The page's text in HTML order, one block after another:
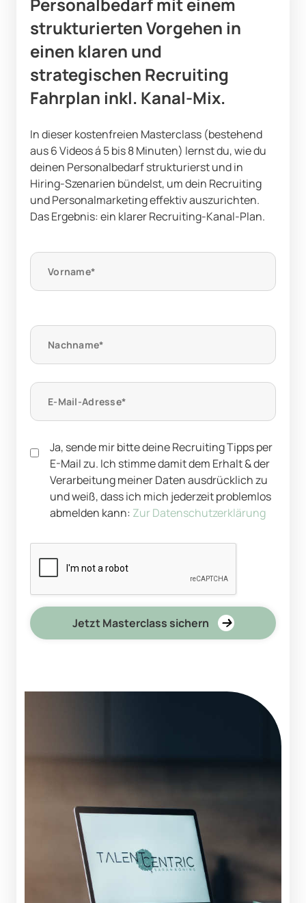
strukturierten Vorgehen in
einen klaren und
strategischen Recruiting
Fahrplan inkl. Kanal-Mix.
In dieser kostenfreien Masterclass (bestehend
aus 6 Videos á 5 bis 8 Minuten) lernst du, wie du
deinen Personalbedarf strukturierst und in
Hiring-Szenarien bündelst, um dein Recruiting
und Personalmarketing effektiv auszurichten.
Das Ergebnis: ein klarer Recruiting-Kanal-Plan.
Ja, sende mir bitte deine Recruiting Tipps per
E-Mail zu. Ich stimme damit dem Erhalt & der
Verarbeitung meiner Daten ausdrücklich zu
und weiß, dass ich mich jederzeit problemlos
abmelden kann: Zur Datenschutzerklärung
Jetzt Masterclass sichern